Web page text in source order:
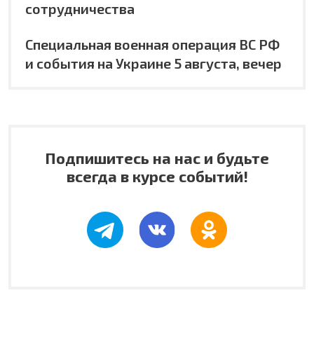
сотрудничества
Специальная военная операция ВС РФ
и события на Украине 5 августа, вечер
Подпишитесь на нас и будьте
всегда в курсе событий!